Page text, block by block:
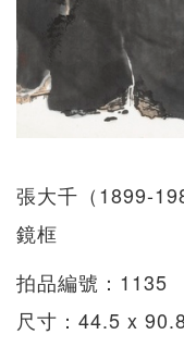
張大千（1899-
鏡框
拍品編號：1135
尺寸：44.5 x